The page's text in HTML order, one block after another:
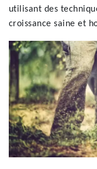
utilisant des
croissance saine et